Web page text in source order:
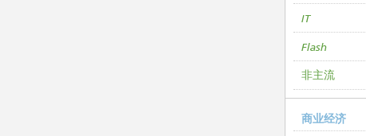
IT
Flash
非主流
商业经济